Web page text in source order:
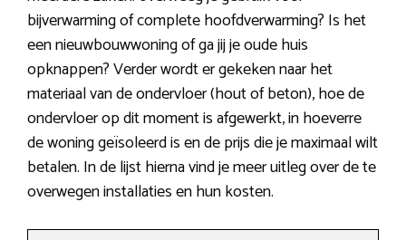
bijverwarming of complete hoofdverwarming? Is het
een nieuwbouwwoning of ga jij je oude huis
opknappen? Verder wordt er gekeken naar het
materiaal van de ondervloer (hout of beton), hoe de
ondervloer op dit moment is afgewerkt, in hoeverre
de woning geïsoleerd is en de prijs die je maximaal wilt
betalen. In de lijst hierna vind je meer uitleg over de te
overwegen installaties en hun kosten.